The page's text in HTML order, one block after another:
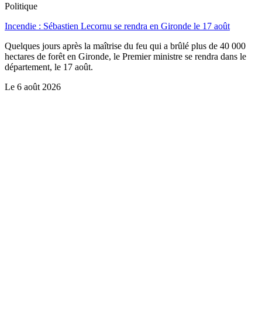
Politique
Incendie : Sébastien Lecornu se rendra en Gironde le 17 août
Quelques jours après la maîtrise du feu qui a brûlé plus de 40 000
hectares de forêt en Gironde, le Premier ministre se rendra dans le
département, le 17 août.
Le 6 août 2026